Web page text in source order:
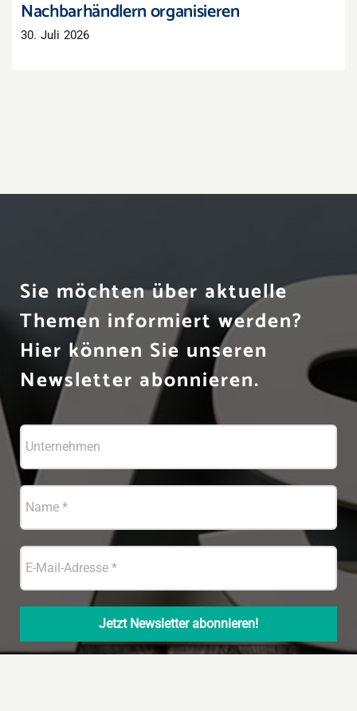
Nachbarhändlern organisieren
30. Juli 2026
Sie möchten über aktuelle
Themen informiert werden?
Hier können Sie unseren
Newsletter abonnieren.